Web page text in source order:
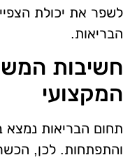
לשפר את יכולת
הבריאות.
חשיבות
המקצועי
תחום הבריאות נמצא
והתפתחות. לכן,